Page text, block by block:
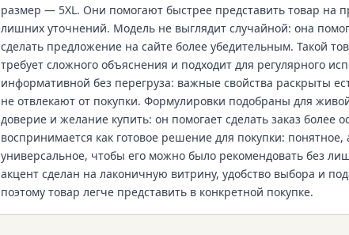
размер — 5XL. Они помогают быстрее представить товар на
лишних уточнений. Модель не выглядит случайной: она
сделать предложение на сайте более убедительным. Такой
требует сложного объяснения и подходит для регулярного
информативной без перегруза: важные свойства раскрыты
не отвлекают от покупки. Формулировки подобраны для
доверие и желание купить: он помогает сделать заказ более
воспринимается как готовое решение для покупки: понятное,
универсальное, чтобы его можно было рекомендовать без
акцент сделан на лаконичную витрину, удобство выбора и
поэтому товар легче представить в конкретной покупке.